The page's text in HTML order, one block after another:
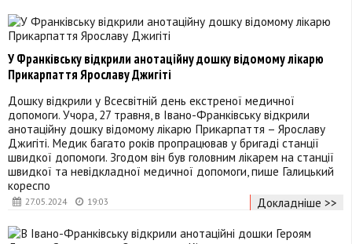
27.05.2024 19:03
У Франківську відкрили анотаційну дошку відомому лікарю
Прикарпаття Ярославу Джигіті
Дошку відкрили у Всесвітній день екстреної медичної
допомоги. Учора, 27 травня, в Івано-Франківську відкрили
анотаційну дошку відомому лікарю Прикарпаття – Ярославу
Джигіті. Медик багато років пропрацював у бригаді станції
швидкої допомоги. Згодом він був головним лікарем на станції
швидкої та невідкладної медичної допомоги, пише Галицький
кореспо
Докладніше >>